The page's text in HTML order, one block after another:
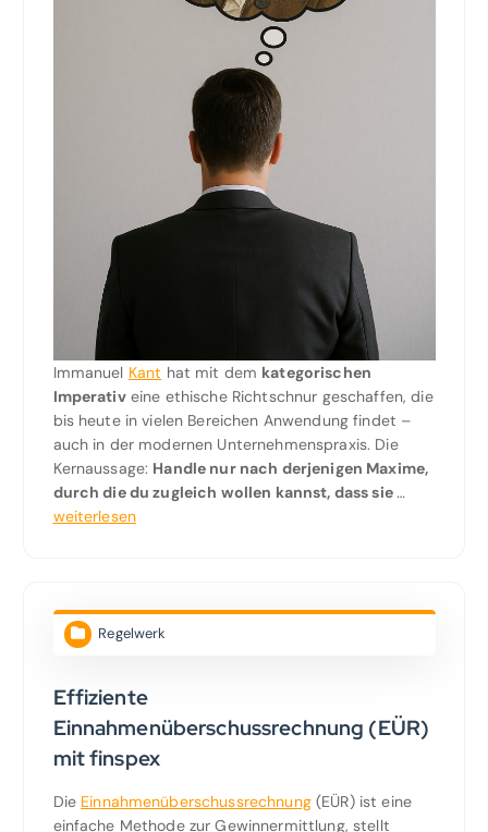
Immanuel Kant hat mit dem kategorischen
Imperativeine ethische Richtschnur geschaffen, die
bis heute in vielen Bereichen Anwendung findet –
auch in der modernen Unternehmenspraxis. Die
Kernaussage: Handle nur nach derjenigen Maxime,
durch die du zugleich wollen kannst, dass sie…
weiterlesen
Regelwerk
Effiziente
Einnahmenüberschussrechnung (EÜR)
mit finspex
Die Einnahmenüberschussrechnung(EÜR) ist eine
einfache Methode zur Gewinnermittlung, stellt